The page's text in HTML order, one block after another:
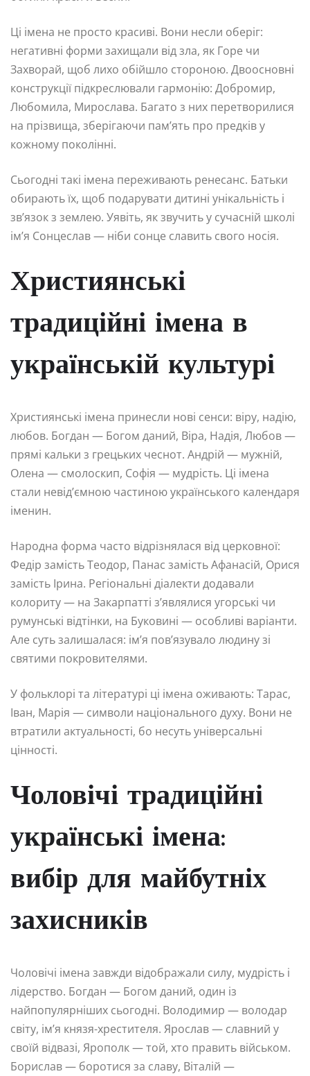
Ці імена не просто красиві. Вони несли оберіг:
негативні форми захищали від зла, як Горе чи
Захворай, щоб лихо обійшло стороною. Двоосновні
конструкції підкреслювали гармонію: Добромир,
Любомила, Мирослава. Багато з них перетворилися
на прізвища, зберігаючи пам’ять про предків у
кожному поколінні.
Сьогодні такі імена переживають ренесанс. Батьки
обирають їх, щоб подарувати дитині унікальність і
зв’язок з землею. Уявіть, як звучить у сучасній школі
ім’я Сонцеслав — ніби сонце славить свого носія.
Християнські
традиційні імена в
українській культурі
Християнські імена принесли нові сенси: віру, надію,
любов. Богдан — Богом даний, Віра, Надія, Любов —
прямі кальки з грецьких чеснот. Андрій — мужній,
Олена — смолоскип, Софія — мудрість. Ці імена
стали невід’ємною частиною українського календаря
іменин.
Народна форма часто відрізнялася від церковної:
Федір замість Теодор, Панас замість Афанасій, Орися
замість Ірина. Регіональні діалекти додавали
колориту — на Закарпатті з’являлися угорські чи
румунські відтінки, на Буковині — особливі варіанти.
Але суть залишалася: ім’я пов’язувало людину зі
святими покровителями.
У фольклорі та літературі ці імена оживають: Тарас,
Іван, Марія — символи національного духу. Вони не
втратили актуальності, бо несуть універсальні
цінності.
Чоловічі традиційні
українські імена:
вибір для майбутніх
захисників
Чоловічі імена завжди відображали силу, мудрість і
лідерство. Богдан — Богом даний, один із
найпопулярніших сьогодні. Володимир — володар
світу, ім’я князя-хрестителя. Ярослав — славний у
своїй відвазі, Ярополк — той, хто править військом.
Борислав — боротися за славу, Віталій —